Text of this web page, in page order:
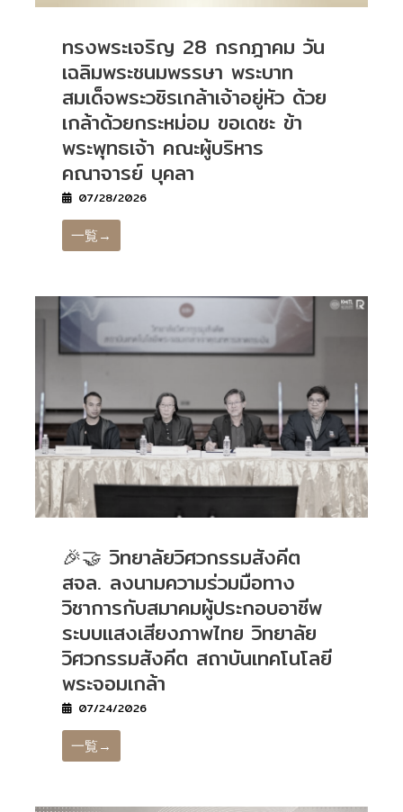
ทรงพระเจริญ 28 กรกฎาคม วัน
เฉลิมพระชนมพรรษา พระบาท
สมเด็จพระวชิรเกล้าเจ้าอยู่หัว ด้วย
เกล้าด้วยกระหม่อม ขอเดชะ ข้า
พระพุทธเจ้า คณะผู้บริหาร
คณาจารย์ บุคลา
07/28/2026
一覧→
🎉🤝 วิทยาลัยวิศวกรรมสังคีต
สจล. ลงนามความร่วมมือทาง
วิชาการกับสมาคมผู้ประกอบอาชีพ
ระบบแสงเสียงภาพไทย วิทยาลัย
วิศวกรรมสังคีต สถาบันเทคโนโลยี
พระจอมเกล้า
07/24/2026
一覧→